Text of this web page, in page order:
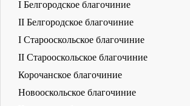
I Белгородское благочиние
II Белгородское благочиние
I Старооскольское благочиние
II Старооскольское благочиние
Корочанское благочиние
Новооскольское благочиние